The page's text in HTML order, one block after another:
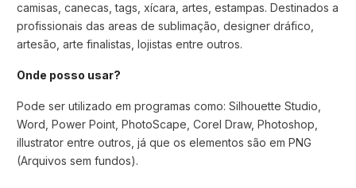
camisas, canecas, tags, xícara, artes, estampas. Destinados a
profissionais das areas de sublimação, designer dráfico,
artesão, arte finalistas, lojistas entre outros.
Onde posso usar?
Pode ser utilizado em programas como: Silhouette Studio,
Word, Power Point, PhotoScape, Corel Draw, Photoshop,
illustrator entre outros, já que os elementos são em PNG
(Arquivos sem fundos).